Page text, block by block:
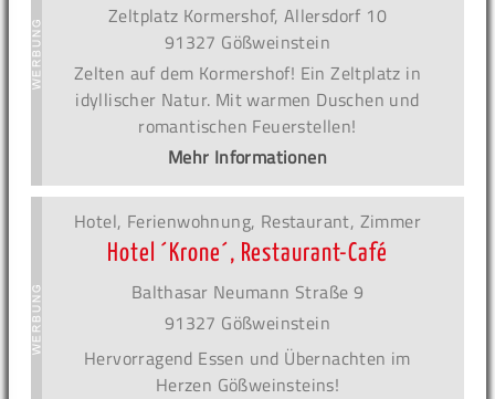
Zeltplatz Kormershof, Allersdorf 10
91327 Gößweinstein
Zelten auf dem Kormershof! Ein Zeltplatz in
idyllischer Natur. Mit warmen Duschen und
romantischen Feuerstellen!
Mehr Informationen
Hotel, Ferienwohnung, Restaurant, Zimmer
Hotel ´Krone´, Restaurant-Café
Balthasar Neumann Straße 9
91327 Gößweinstein
Hervorragend Essen und Übernachten im
Herzen Gößweinsteins!